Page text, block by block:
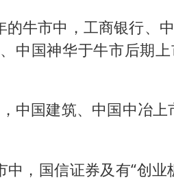
阳娜娜窦靖童好搭
实基础开新局
的牛市中，工商银行、
中国神华于牛市后期
中国建筑、中国中冶
中，国信证券及有“创